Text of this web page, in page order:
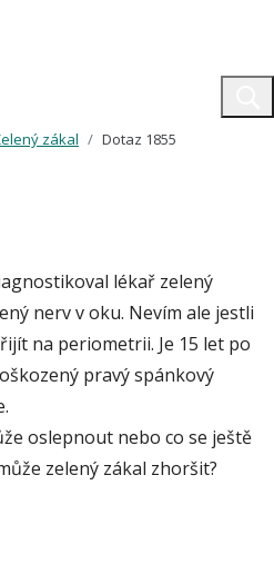
zákal Dotaz 1855
lékař zelený
nerv v oku. Nevím ale jestli
na periometrii. Je 15 let po
pravý spánkový
oslepnout nebo co se ještě
zelený zákal zhoršit?